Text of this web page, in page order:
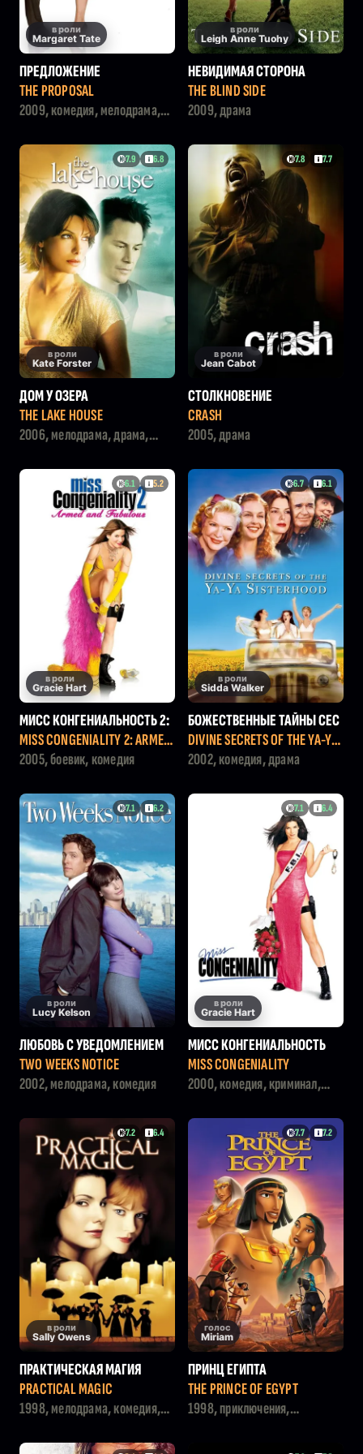
в роли
Margaret Tate
ПРЕДЛОЖЕНИЕ
THE PROPOSAL
2009, комедия, мелодрама,
в роли
Leigh Anne Tuohy
НЕВИДИМАЯ СТОРОНА
THE BLIND SIDE
2009, драма
7.9 6.8
в роли
Kate Forster
ДОМ У ОЗЕРА
THE LAKE HOUSE
2006, мелодрама, драма,
7.8 7.7
в роли
Jean Cabot
СТОЛКНОВЕНИЕ
CRASH
2005, драма
6.1 5.2
в роли
Gracie Hart
МИСС КОНГЕНИАЛЬНОСТЬ 2:
ПРЕКРАСНА И ОПАСНА
MISS CONGENIALITY 2: ARMED
AND FABULOUS
2005, боевик, комедия
6.7 6.1
в роли
Sidda Walker
БОЖЕСТВЕННЫЕ ТАЙНЫ СЕС
ТРИЧЕК Я-Я
DIVINE SECRETS OF THE YA-YA
SISTERHOOD
2002, комедия, драма
7.1 6.2
в роли
Lucy Kelson
ЛЮБОВЬ С УВЕДОМЛЕНИЕМ
TWO WEEKS NOTICE
2002, мелодрама, комедия
7.1 6.4
в роли
Gracie Hart
МИСС КОНГЕНИАЛЬНОСТЬ
MISS CONGENIALITY
2000, комедия, криминал,
7.2 6.4
в роли
Sally Owens
ПРАКТИЧЕСКАЯ МАГИЯ
PRACTICAL MAGIC
1998, мелодрама, комедия,
7.7 7.2
голос
Miriam
ПРИНЦ ЕГИПТА
THE PRINCE OF EGYPT
1998, приключения,